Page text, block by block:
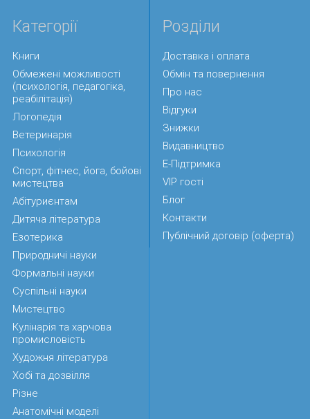
Категорії
Книги
Обмежені можливості
(психологія, педагогіка,
реабілітація)
Логопедія
Ветеринарія
Психологія
Спорт, фітнес, йога, бойові
мистецтва
Абітуриєнтам
Дитяча література
Езотерика
Природничі науки
Формальні науки
Суспільні науки
Мистецтво
Кулінарія та харчова
промисловість
Художня література
Хобі та дозвілля
Різне
Анатомічні моделі
Розділи
Доставка і оплата
Обмін та повернення
Про нас
Відгуки
Знижки
Видавництво
Е-Підтримка
VIP гості
Блог
Контакти
Публічний договір (оферта)